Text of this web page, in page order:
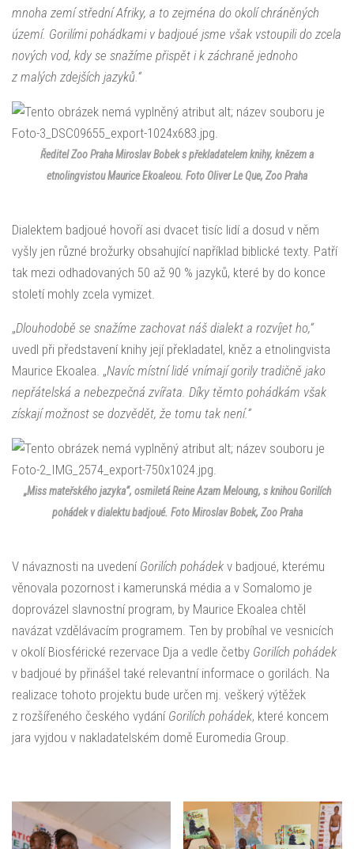
mnoha zemí střední Afriky, a to zejména do okolí chráněných
území. Gorilími pohádkami v badjoué jsme však vstoupili do zcela
nových vod, kdy se snažíme přispět i k záchraně jednoho
z malých zdejších jazyků.“
Ředitel Zoo Praha Miroslav Bobek s překladatelem knihy, knězem a
etnolingvistou Maurice Ekoaleou. Foto Oliver Le Que, Zoo Praha
Dialektem badjoué hovoří asi dvacet tisíc lidí a dosud v něm
vyšly jen různé brožurky obsahující například biblické texty. Patří
tak mezi odhadovaných 50 až 90 % jazyků, které by do konce
století mohly zcela vymizet.
„Dlouhodobě se snažíme zachovat náš dialekt a rozvíjet ho,“
uvedl při představení knihy její překladatel, kněz a etnolingvista
Maurice Ekoalea. „Navíc místní lidé vnímají gorily tradičně jako
nepřátelská a nebezpečná zvířata. Díky těmto pohádkám však
získají možnost se dozvědět, že tomu tak není.“
„Miss mateřského jazyka“, osmiletá Reine Azam Meloung, s knihouGorilích
pohádekv dialektu badjoué. Foto Miroslav Bobek, Zoo Praha
V návaznosti na uvedení Gorilích pohádek v badjoué, kterému
věnovala pozornost i kamerunská média a v Somalomo je
doprovázel slavnostní program, by Maurice Ekoalea chtěl
navázat vzdělávacím programem. Ten by probíhal ve vesnicích
v okolí Biosférické rezervace Dja a vedle četby Gorilích pohádek
v badjoué by přinášel také relevantní informace o gorilách. Na
realizace tohoto projektu bude určen mj. veškerý výtěžek
z rozšířeného českého vydání Gorilích pohádek, které koncem
jara vyjdou v nakladatelském domě Euromedia Group.